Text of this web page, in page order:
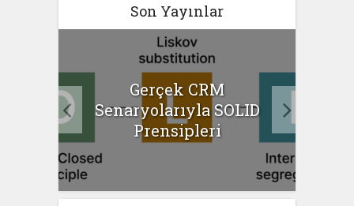
Son Yayınlar
Gerçek CRM
Senaryolarıyla SOLID
Prensipleri